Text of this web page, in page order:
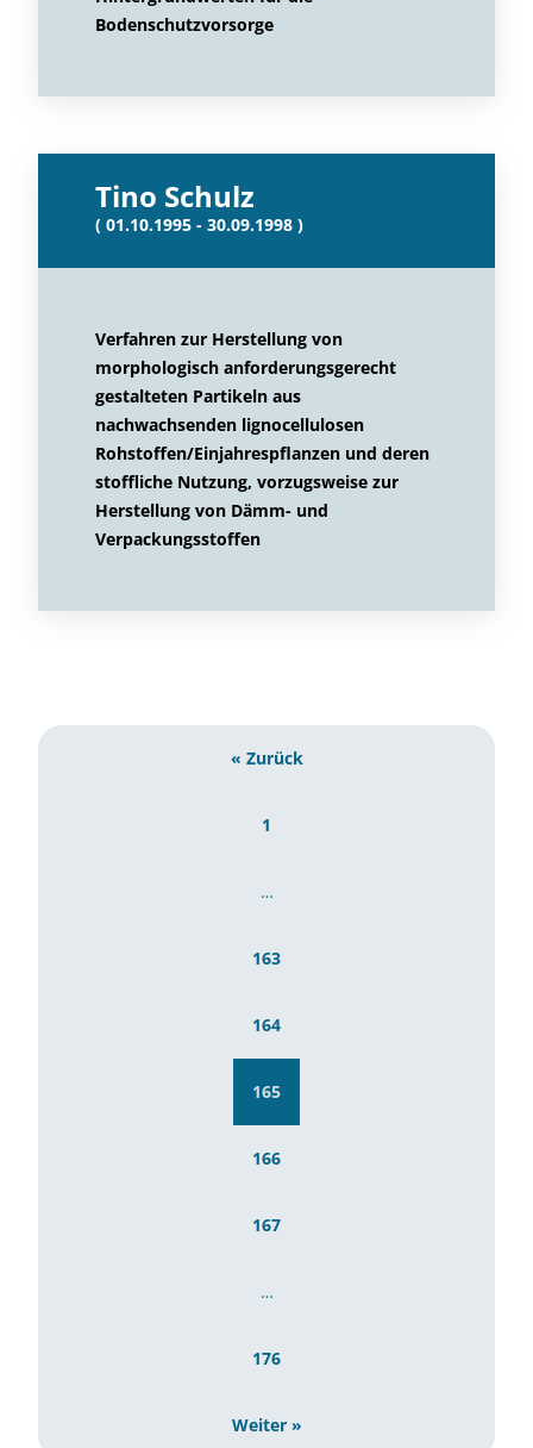
Bodenschutzvorsorge
Tino Schulz
( 01.10.1995 - 30.09.1998 )
Verfahren zur Herstellung von
morphologisch anforderungsgerecht
gestalteten Partikeln aus
nachwachsenden lignocellulosen
Rohstoffen/Einjahrespflanzen und deren
stoffliche Nutzung, vorzugsweise zur
Herstellung von Dämm- und
Verpackungsstoffen
« Zurück
1
…
163
164
165
166
167
…
176
Weiter »